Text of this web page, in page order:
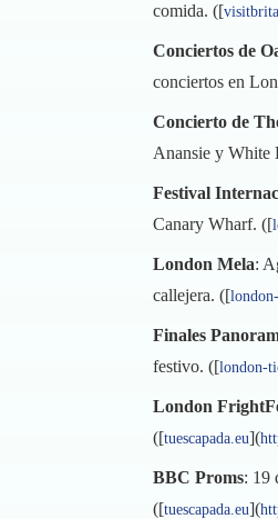
comida. ([
Conciertos de
conciertos en
Concierto de
Anansie y White
Festival
Canary Wharf. ([
London Mela:
callejera. ([
Finales
festivo. ([london-
London
([tuescapada.eu](
BBC Proms: 19
([tuescapada.eu](